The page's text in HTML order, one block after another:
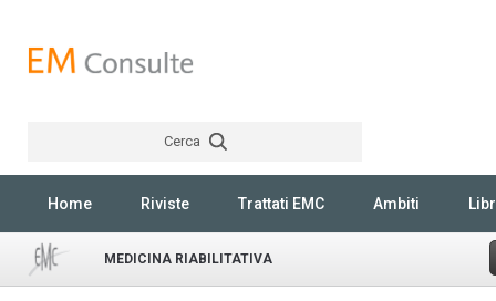
Cerca
Home Riviste Trattati EMC Ambiti
MEDICINA RIABILITATIVA